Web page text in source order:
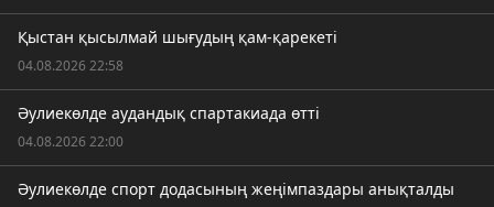
Қыстан қысылмай шығудың қам-қарекеті
04.08.2026 22:58
Әулиекөлде аудандық спартакиада өтті
04.08.2026 22:00
Әулиекөлде спорт додасының жеңімпаздары анықталды